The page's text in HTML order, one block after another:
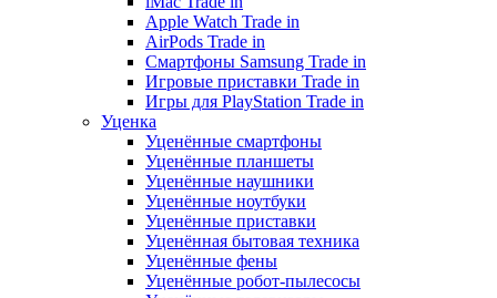
Apple Watch Trade in
AirPods Trade in
Смартфоны Samsung Trade in
Игровые приставки Trade in
Игры для PlayStation Trade in
Уценка
Уценённые смартфоны
Уценённые планшеты
Уценённые наушники
Уценённые ноутбуки
Уценённые приставки
Уценённая бытовая техника
Уценённые фены
Уценённые робот-пылесосы